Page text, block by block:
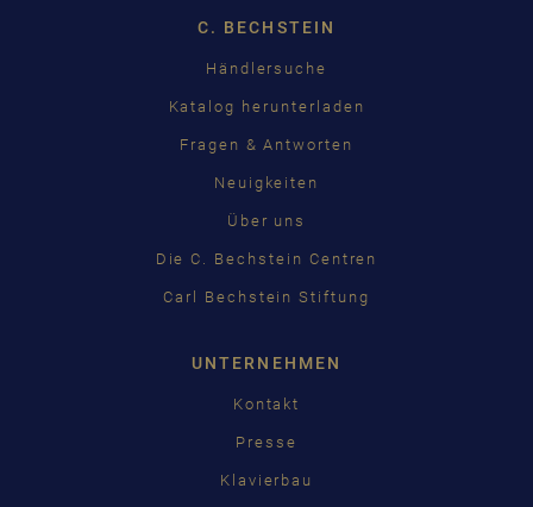
C. BECHSTEIN
Händlersuche
Katalog herunterladen
Fragen & Antworten
Neuigkeiten
Über uns
Die C. Bechstein Centren
Carl Bechstein Stiftung
UNTERNEHMEN
Kontakt
Presse
Klavierbau